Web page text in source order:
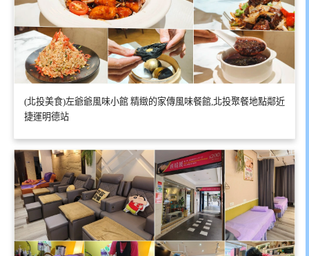
(北投美食)左爺爺風味小館 精緻的家傳風味餐館,北投聚餐地點鄰近
捷運明德站